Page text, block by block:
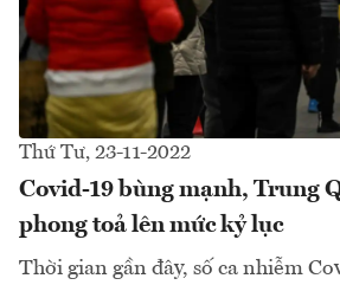
Thứ Tư, 23-11-2022
Covid-19 bùng mạnh, Trung
phong toả lên mức kỷ lục
Thời gian gần đây, số ca nhiễm